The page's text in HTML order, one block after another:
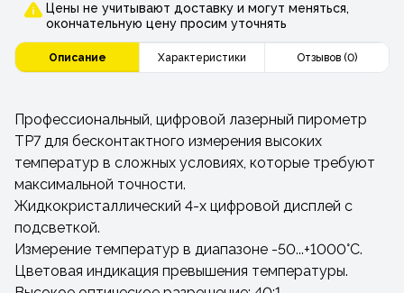
Цены не учитывают доставку и могут меняться,
окончательную цену просим уточнять
Описание Характеристики Отзывов (0)
Профессиональный, цифровой лазерный пирометр
TP7 для бесконтактного измерения высоких
температур в сложных условиях, которые требуют
максимальной точности.
Жидкокристаллический 4-х цифровой дисплей с
подсветкой.
Измерение температур в диапазоне -50...+1000°C.
Цветовая индикация превышения температуры.